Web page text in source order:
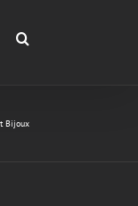
Bijoux